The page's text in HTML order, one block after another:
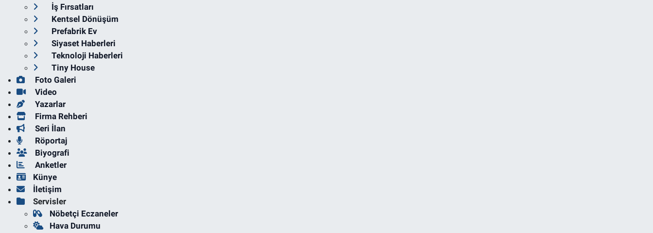
İş Fırsatları
Kentsel Dönüşüm
Prefabrik Ev
Siyaset Haberleri
Teknoloji Haberleri
Tiny House
Foto Galeri
Video
Yazarlar
Firma Rehberi
Seri İlan
Röportaj
Biyografi
Anketler
Künye
İletişim
Servisler
Nöbetçi Eczaneler
Hava Durumu